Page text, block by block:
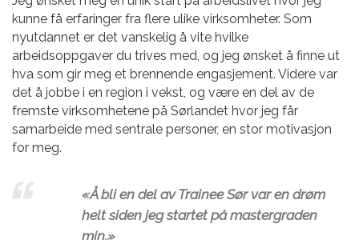
kunne få erfaringer fra flere ulike virksomheter. Som
nyutdannet er det vanskelig å vite hvilke
arbeidsoppgaver du trives med, og jeg ønsket å finne ut
hva som gir meg et brennende engasjement. Videre var
det å jobbe i en region i vekst, og være en del av de
fremste virksomhetene på Sørlandet hvor jeg får
samarbeide med sentrale personer, en stor motivasjon
for meg.
«Å bli en del av Trainee Sør var en drøm
helt siden jeg startet på mastergraden
min.»